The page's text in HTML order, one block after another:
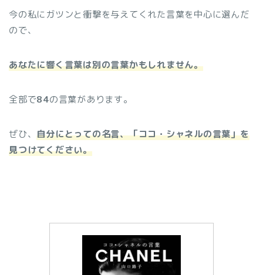
今の私にガツンと衝撃を与えてくれた言葉を中心に選んだ
ので、
あなたに響く言葉は別の言葉かもしれません。
全部で84の言葉があります。
ぜひ、自分にとっての名言、「ココ・シャネルの言葉」を
見つけてください。